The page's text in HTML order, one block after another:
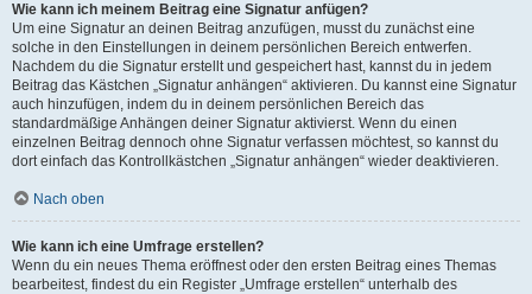
Wie kann ich meinem Beitrag eine Signatur anfügen?
Um eine Signatur an deinen Beitrag anzufügen, musst du zunächst eine
solche in den Einstellungen in deinem persönlichen Bereich entwerfen.
Nachdem du die Signatur erstellt und gespeichert hast, kannst du in jedem
Beitrag das Kästchen „Signatur anhängen“ aktivieren. Du kannst eine Signatur
auch hinzufügen, indem du in deinem persönlichen Bereich das
standardmäßige Anhängen deiner Signatur aktivierst. Wenn du einen
einzelnen Beitrag dennoch ohne Signatur verfassen möchtest, so kannst du
dort einfach das Kontrollkästchen „Signatur anhängen“ wieder deaktivieren.
Nach oben
Wie kann ich eine Umfrage erstellen?
Wenn du ein neues Thema eröffnest oder den ersten Beitrag eines Themas
bearbeitest, findest du ein Register „Umfrage erstellen“ unterhalb des